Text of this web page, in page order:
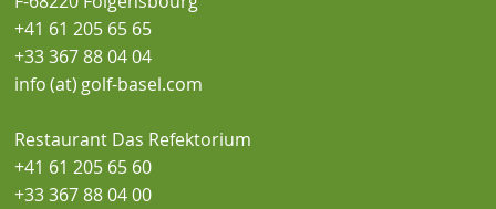
+41 61 205 65 65
+33 367 88 04 04
info (at) golf-basel.com
Restaurant Das Refektorium
+41 61 205 65 60
+33 367 88 04 00